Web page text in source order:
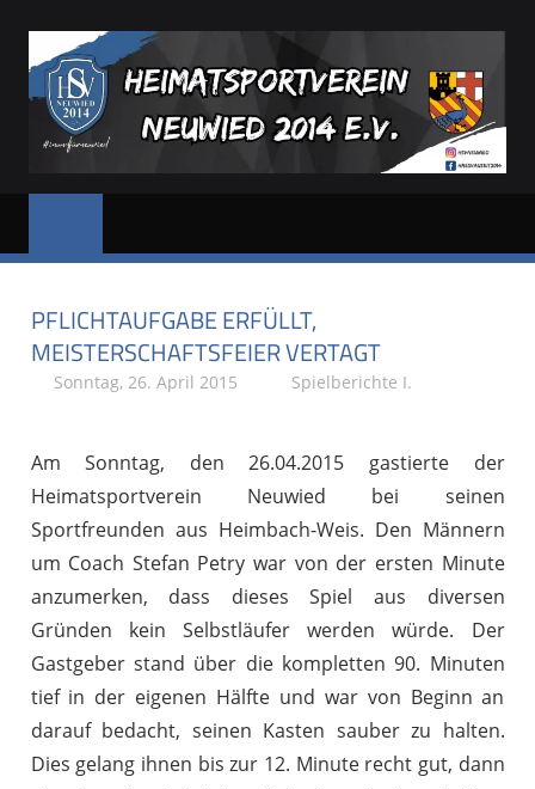
springen
NEUWIED
Dein
für
Neuwied
PFLICHTAUFGABE ERFÜLLT,
MEISTERSCHAFTSFEIER VERTAGT
Sonntag, 26. April 2015 Stephan P.
Spielberichte I.
Am Sonntag, den 26.04.2015 gastierte der
Heimatsportverein Neuwied bei seinen
Sportfreunden aus Heimbach-Weis. Den Männern
um Coach Stefan Petry war von der ersten Minute
anzumerken, dass dieses Spiel aus diversen
Gründen kein Selbstläufer werden würde. Der
Gastgeber stand über die kompletten 90. Minuten
tief in der eigenen Hälfte und war von Beginn an
darauf bedacht, seinen Kasten sauber zu halten.
Dies gelang ihnen bis zur 12. Minute recht gut, dann